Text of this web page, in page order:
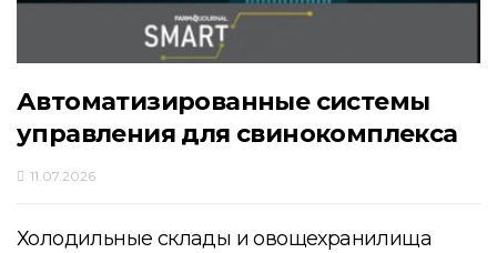
Автоматизированные системы
управления для свинокомплекса
11.07.2026
Холодильные склады и овощехранилища